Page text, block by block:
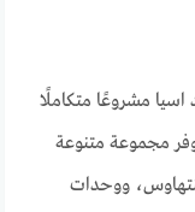
مشروعًا متكاملًا
مجموعة متنوعة
ووحدات